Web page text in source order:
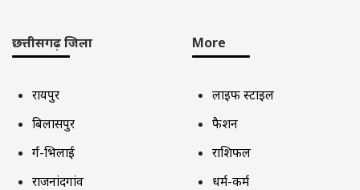
छत्तीसगढ़ जिला
रायपुर
बिलासपुर
दुर्ग-भिलाई
राजनांदगांव
More
लाइफ स्टाइल
फैशन
राशिफल
धर्म-कर्म